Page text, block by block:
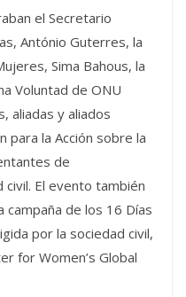
el Secretario
António Guterres, la
Sima Bahous, la
Voluntad de ONU
aliadas y aliados
para la Acción sobre la
de
civil. El evento también
de los 16 Días
por la sociedad civil,
for Women’s Global